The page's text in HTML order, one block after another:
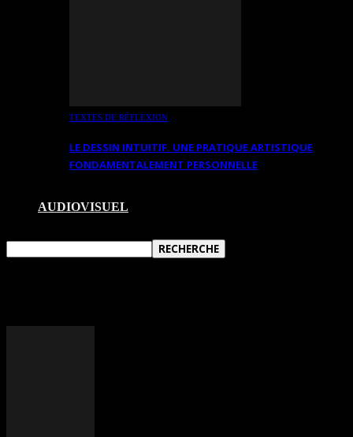
TEXTES DE RÉFLEXION
LE DESSIN INTUITIF. UNE PRATIQUE ARTISTIQUE
FONDAMENTALEMENT PERSONNELLE
AUDIOVISUEL